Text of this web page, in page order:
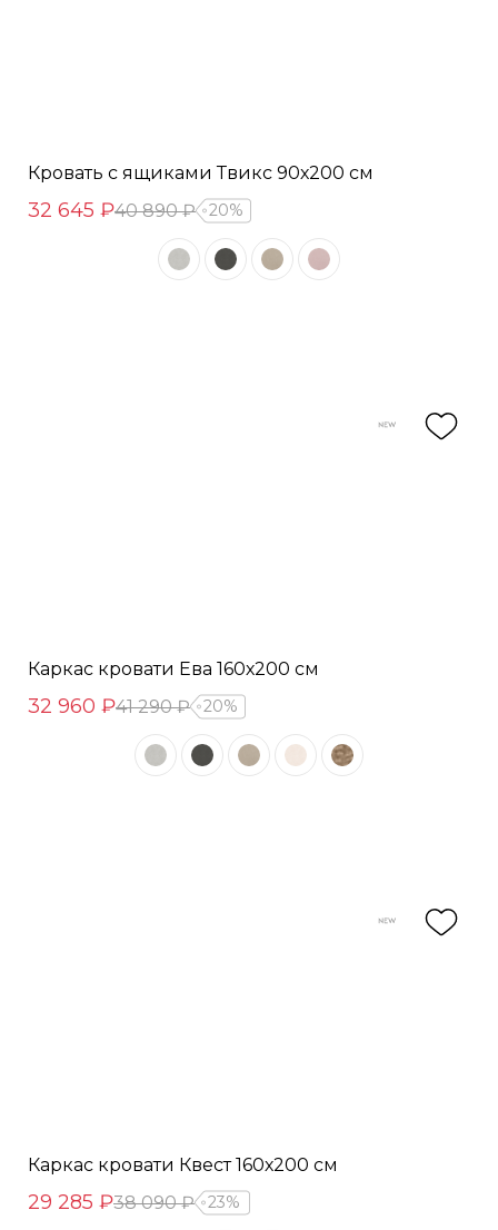
Кровать с ящиками Твикс 90х200 см
32 645 ₽40 890 ₽ 20%
Каркас кровати Ева 160х200 см
32 960 ₽41 290 ₽ 20%
Каркас кровати Квест 160х200 см
29 285 ₽38 090 ₽ 23%